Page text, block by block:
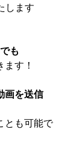
します
も
ます！
画を送信
とも可能で